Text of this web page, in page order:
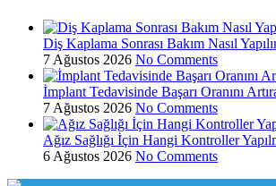
Diş Kaplama Sonrası Bakım Nasıl
7 Ağustos 2026 No Comments
İmplant Tedavisinde Başarı Oranını
7 Ağustos 2026 No Comments
Ağız Sağlığı İçin Hangi Kontroller
6 Ağustos 2026 No Comments